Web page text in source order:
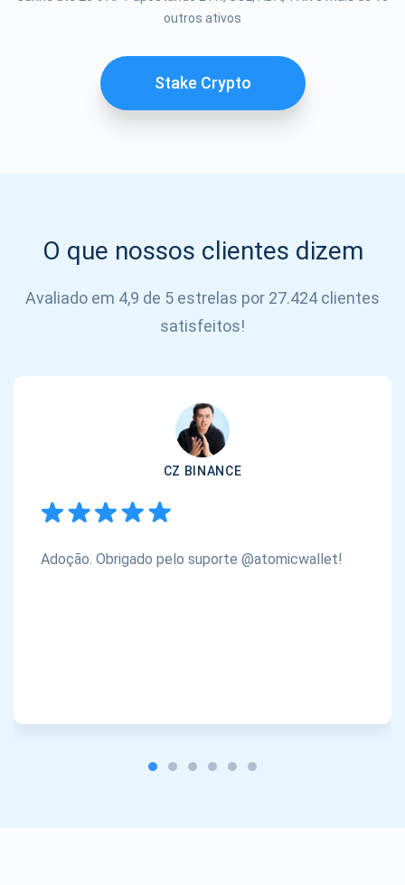
outros ativos
Stake Crypto
O que nossos clientes dizem
Avaliado em 4,9 de 5 estrelas por 27.424 clientes
satisfeitos!
CZ BINANCE
Adoção. Obrigado pelo suporte @atomicwallet!
SE
INSCREVER